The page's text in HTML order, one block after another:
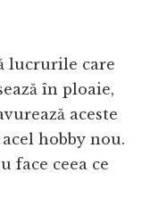
lucrurile care
în ploaie,
aceste
hobby nou.
face ceea ce